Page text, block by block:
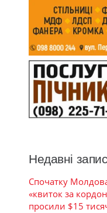
Недавні
Спочатку
«квиток за
просили $15